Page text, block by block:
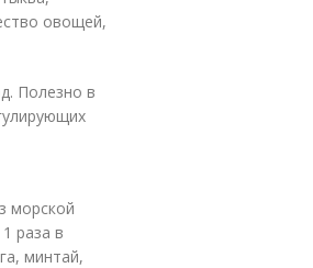
овощей,
Полезно в
морской
раза в
минтай,